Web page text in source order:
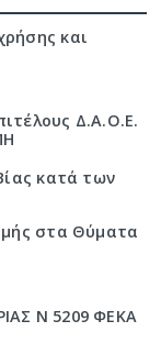
και
Δ.Α.Ο.Ε.
κατά των
στα Θύματα
Ν 5209 ΦΕΚΑ